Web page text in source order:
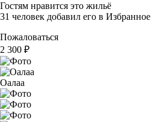
Гостям нравится это жильё
31 человек добавил его в Избранное
Пожаловаться
2 300 ₽
Оалаа